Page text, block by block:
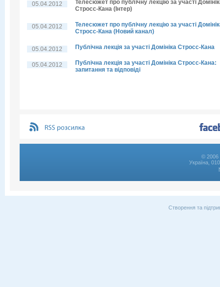
05.04.2012
Телесюжет про публічну лекцію за участі
Стросс-Кана (Інтер)
05.04.2012
Телесюжет про публічну лекцію за участі
Стросс-Кана (Новий канал)
05.04.2012 Публічна лекція за участі Домініка Стросс-Кана
05.04.2012
Публічна лекція за участі Домініка Стросс-Кана:
запитання та відповіді
© 2006
Україна,
Створення та